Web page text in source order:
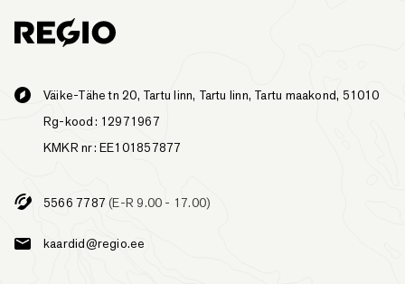
Väike-Tähe tn 20, Tartu linn, Tartu linn, Tartu maakond, 51010
Rg-kood: 12971967
KMKR nr: EE101857877
5566 7787 (E-R 9.00 - 17.00)
kaardid@regio.ee